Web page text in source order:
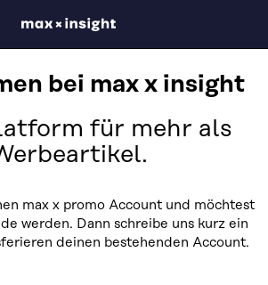
bei max x insight
für mehr als
max x promo Account und möchtest
werden. Dann schreibe uns kurz ein
deinen bestehenden Account.